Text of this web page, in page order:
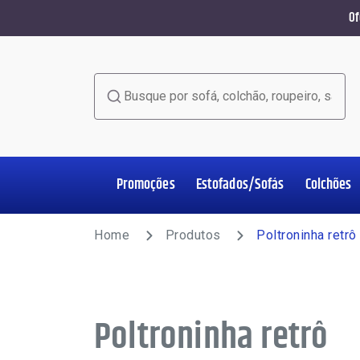
Home Office
Promoções Estofados/Sofás
Estofados/Sofás
Colchões
Colchões
Salas de Jantar
Poltronas
Racks e Painéis
Roupeiros
Complementos
Home Produtos Poltroninha retrô
Poltroninha retrô